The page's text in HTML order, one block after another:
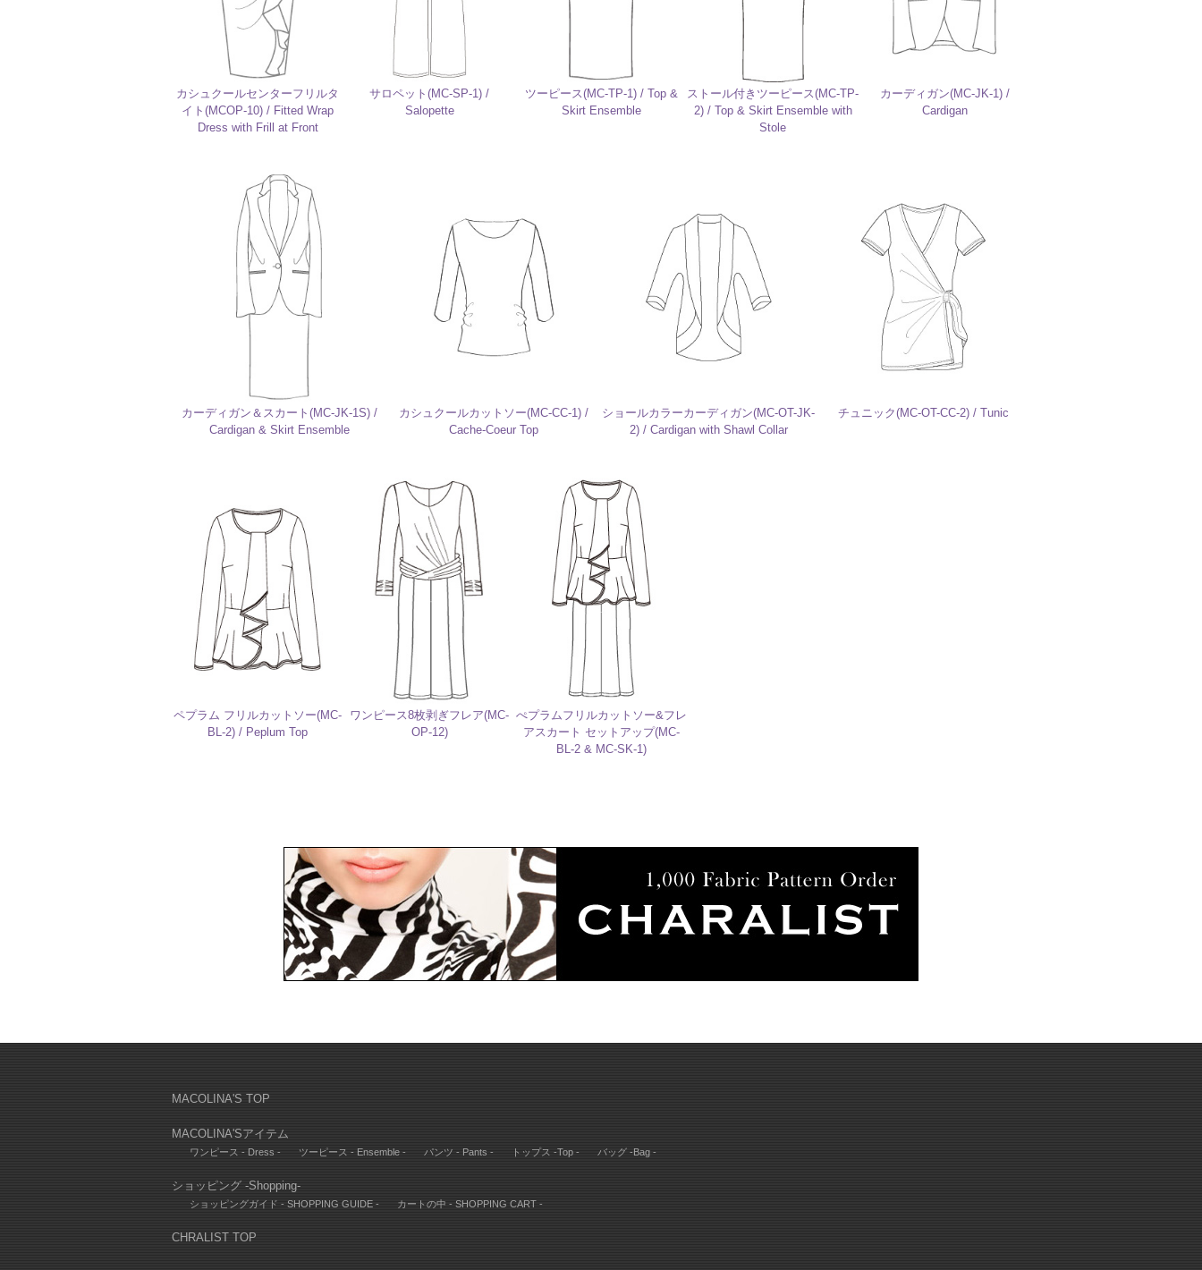
カシュクールセンターフリルタ
イト(MCOP-10) / Fitted Wrap
Dress with Frill at Front
サロペット(MC-SP-1) /
Salopette
ツーピース(MC-TP-1) / Top &
Skirt Ensemble
ストール付きツーピース(MC-TP-
2) / Top & Skirt Ensemble with
Stole
カーディガン(MC-JK-1) /
Cardigan
カーディガン＆スカート(MC-JK-1S) /
Cardigan & Skirt Ensemble
カシュクールカットソー(MC-CC-1) /
Cache-Coeur Top
ショールカラーカーディガン(MC-OT-JK-
2) / Cardigan with Shawl Collar
チュニック(MC-OT-CC-2) / Tunic
ペプラム フリルカットソー(MC-
BL-2) / Peplum Top
ワンピース8枚剥ぎフレア(MC-
OP-12)
ぺプラムフリルカットソー&フレ
アスカート セットアップ(MC-
BL-2 & MC-SK-1)
MACOLINA'S TOP
MACOLINA'Sアイテム
ワンピース - Dress - ツーピース - Ensemble - パンツ - Pants - トップス -Top - バッグ -Bag -
ショッピング -Shopping-
ショッピングガイド - SHOPPING GUIDE - カートの中 - SHOPPING CART -
CHRALIST TOP